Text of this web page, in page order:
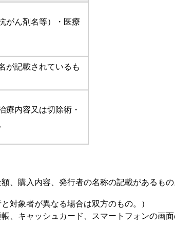
がん剤名等）・医療
が記載されているも
療内容又は切除術・
、購入内容、発行者の名称の記載があるもの
対象者が異なる場合は双方のもの。）
帳、キャッシュカード、スマートフォンの画